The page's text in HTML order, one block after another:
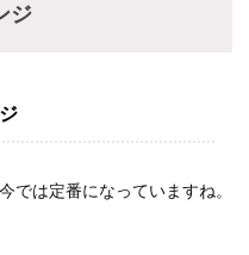
ジ
では定番になっていますね。